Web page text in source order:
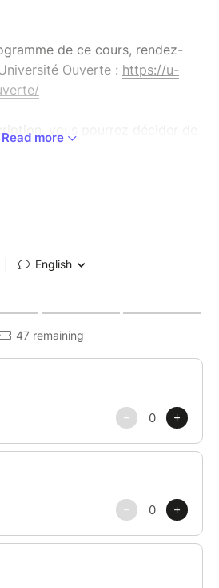
de ce cours, rendez-
Ouverte : https://u-
vous pourrez décider de
boutique générale de
pro/universiteouverte
universite.ouverte/
Read more